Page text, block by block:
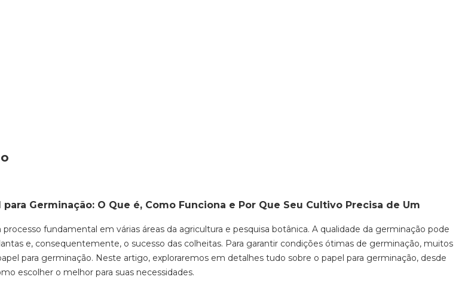
Germinação: O Que é, Como Funciona e Por Que Seu Cultivo Precisa de Um
fundamental em várias áreas da agricultura e pesquisa botânica. A qualidade da germinação pode
e, consequentemente, o sucesso das colheitas. Para garantir condições ótimas de germinação, muitos
para germinação. Neste artigo, exploraremos em detalhes tudo sobre o papel para germinação, desde
escolher o melhor para suas necessidades.